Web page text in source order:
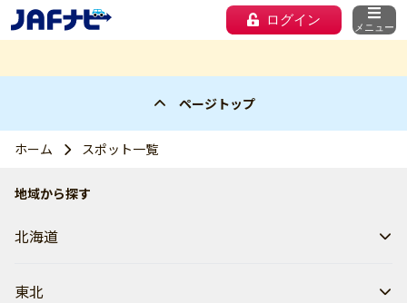
ログイン メニュー
ページトップ
ホーム スポット一覧
地域から探す
北海道
東北